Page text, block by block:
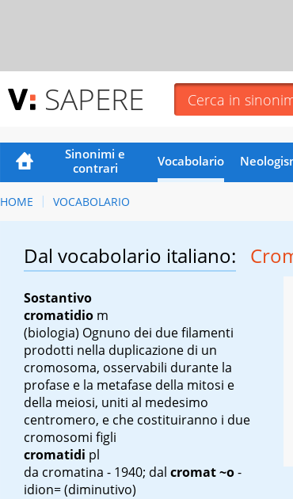
SAPERE
Sinonimi e
contrari
Vocabolario
HOME VOCABOLARIO
Dal vocabolario italiano:
Sostantivo
cromatidio m
(biologia) Ognuno dei due filamenti
prodotti nella duplicazione di un
cromosoma, osservabili durante la
profase e la metafase della mitosi e
della meiosi, uniti al medesimo
centromero, e che costituiranno i due
cromosomi figli
cromatidi pl
da cromatina - 1940; dal cromat ~o-
idion= (diminutivo)